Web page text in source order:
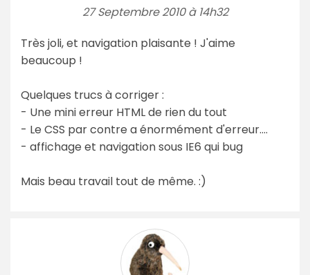
27 Septembre 2010 à 14h32
Très joli, et navigation plaisante ! J'aime
beaucoup !
Quelques trucs à corriger :
- Une mini erreur HTML de rien du tout
- Le CSS par contre a énormément d'erreur....
- affichage et navigation sous IE6 qui bug
Mais beau travail tout de même. :)